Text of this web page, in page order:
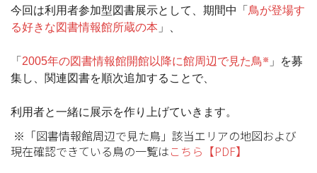
今回は利用者参加型図書展示として、期間中「 鳥が登場す
る好きな図書情報館所蔵の本 」、
「 2005年の図書情報館開館以降に館周辺で見た鳥 ※ 」を募
集し、関連図書を順次追加することで、
利用者と一緒に展示を作り上げていきます。
※ 「図書情報館周辺で見た鳥」該当エリアの地図および
現在確認できている鳥の一覧はこちら【PDF】